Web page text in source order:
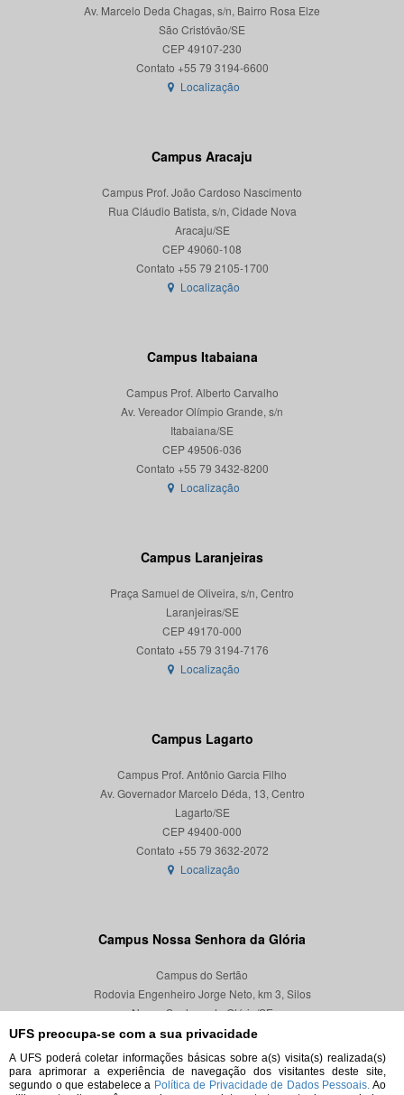
UFS preocupa-se com a sua privacidade
A UFS poderá coletar informações básicas sobre a(s) visita(s) realizada(s)
para aprimorar a experiência de navegação dos visitantes deste site,
segundo o que estabelece a Política de Privacidade de Dados Pessoais. Ao
Av. Marcelo Deda Chagas, s/n, Bairro Rosa Elze
São Cristóvão/SE
CEP 49107-230
Localização
Campus Aracaju
Campus Prof. João Cardoso Nascimento
Rua Cláudio Batista, s/n, Cidade Nova
Aracaju/SE
CEP 49060-108
Localização
Campus Itabaiana
Campus Prof. Alberto Carvalho
Av. Vereador Olímpio Grande, s/n
Itabaiana/SE
CEP 49506-036
Localização
Campus Laranjeiras
Praça Samuel de Oliveira, s/n, Centro
Laranjeiras/SE
CEP 49170-000
Localização
Campus Lagarto
Campus Prof. Antônio Garcia Filho
Av. Governador Marcelo Déda, 13, Centro
Lagarto/SE
CEP 49400-000
Localização
Campus Nossa Senhora da Glória
Campus do Sertão
Rodovia Engenheiro Jorge Neto, km 3, Silos
Nossa Senhora da Glória/SE
CEP 49680-000
Localização